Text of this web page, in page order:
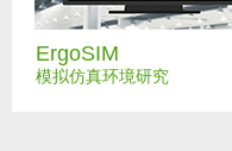
ErgoSIM
模拟仿真环境研究